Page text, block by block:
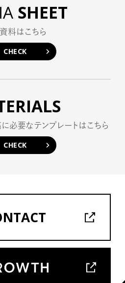
SHEET
料はこちら
CHECK
必要なテンプレートはこちら
CHECK